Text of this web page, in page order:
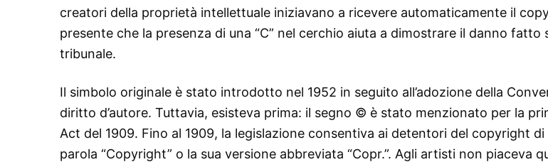
creatori della proprietà intellettuale iniziavano a ricevere automaticamente il
presente che la presenza di una “C” nel cerchio aiuta a dimostrare il danno fatto
tribunale.
Il simbolo originale è stato introdotto nel 1952 in seguito all’adozione della
diritto d’autore. Tuttavia, esisteva prima: il segno © è stato menzionato per la
Act del 1909. Fino al 1909, la legislazione consentiva ai detentori del copyright
parola “Copyright” o la sua versione abbreviata “Copr.”. Agli artisti non piaceva